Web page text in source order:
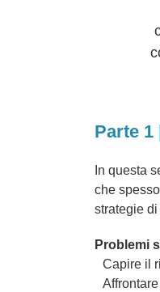
Parte 1
In questa
che
strategie
Problemi
Capire il